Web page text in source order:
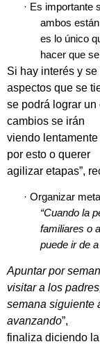
· Es importante
ambos
es lo único
hacer que
Si hay interés y
aspectos que se
se podrá lograr
cambios se irán
viendo
por esto o querer
agilizar etapas”,
· Organizar
“Cuando la
familiares o
puede ir de
Apuntar por
visitar a los
semana siguiente
avanzando”,
finaliza diciendo